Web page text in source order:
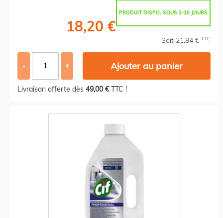
PRODUIT DISPO. SOUS 2-10 JOURS
18,20 €
Soit 21,84 € TTC
- + Ajouter au panier
Livraison offerte dès 49,00 €TTC !